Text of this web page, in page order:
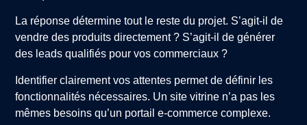
La réponse détermine tout le reste du projet. S’agit-il de
vendre des produits directement ? S’agit-il de générer
des leads qualifiés pour vos commerciaux ?
Identifier clairement vos attentes permet de définir les
fonctionnalités nécessaires. Un site vitrine n’a pas les
mêmes besoins qu’un portail e-commerce complexe.